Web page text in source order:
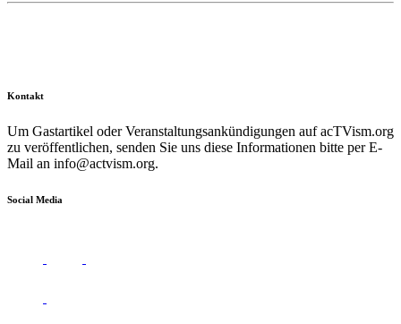
Kontakt
Um Gastartikel oder Veranstaltungsankündigungen auf acTVism.org
zu veröffentlichen, senden Sie uns diese Informationen bitte per E-
Mail an info@actvism.org.
Social Media